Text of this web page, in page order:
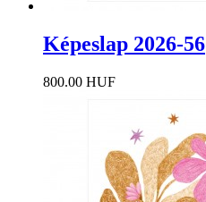
Képeslap 2026-56
800.00 HUF